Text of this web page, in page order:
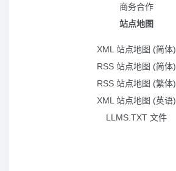
商务合作
站点地图
XML 站点地图 (简体)
RSS 站点地图 (简体)
RSS 站点地图 (繁体)
XML 站点地图 (英语)
LLMS.TXT 文件